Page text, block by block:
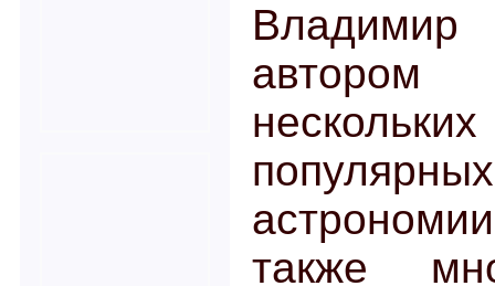
Владимир
автором
также